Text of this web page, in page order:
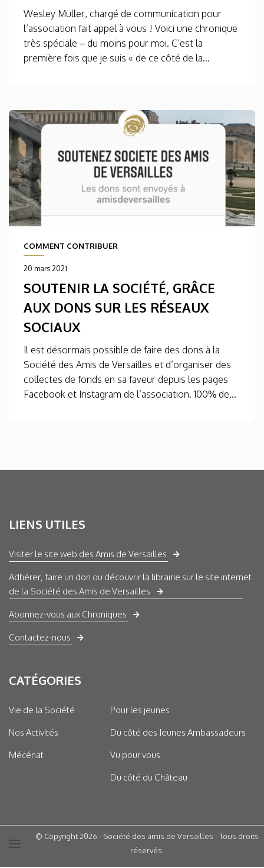
Wesley Müller, chargé de communication pour
l’association fait appel à vous ! Voici une chronique
très spéciale – du moins pour moi. C’est la
première fois que je suis « de ce côté de la...
COMMENT CONTRIBUER
20 mars 2021
SOUTENIR LA SOCIÉTÉ, GRÂCE
AUX DONS SUR LES RÉSEAUX
SOCIAUX
Il est désormais possible de faire des dons à la
Société des Amis de Versailles et d’organiser des
collectes de fonds en sa faveur depuis les pages
Facebook et Instagram de l’association. 100% de...
LIENS UTILES
Visiter le site web des Amis de Versailles
Adhérer, faire un don ou découvrir la librairie sur le site internet
de la Société des Amis de Versailles
Abonnez-vous aux Chroniques
Contactez-nous
CATÉGORIES
Vie de la Société
Nos Activités
Mécénat
Pour les jeunes
Du côté des Jeunes Ambassadeurs
Vu pour vous
Du côté du Château
© Copyright 2026 - Société des amis de Versailles - Tous droits
réservés.